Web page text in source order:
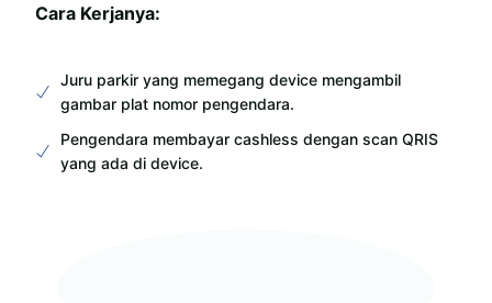
Cara Kerjanya:
Juru parkir yang memegang device mengambil
gambar plat nomor pengendara.
Pengendara membayar cashless dengan scan QRIS
yang ada di device.